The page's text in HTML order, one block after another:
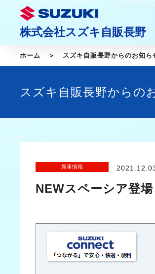
株式会社スズキ自販長野
ホーム スズキ自販長野からのお知ら
スズキ自販長野からの
新車情報
NEWスペーシア登場